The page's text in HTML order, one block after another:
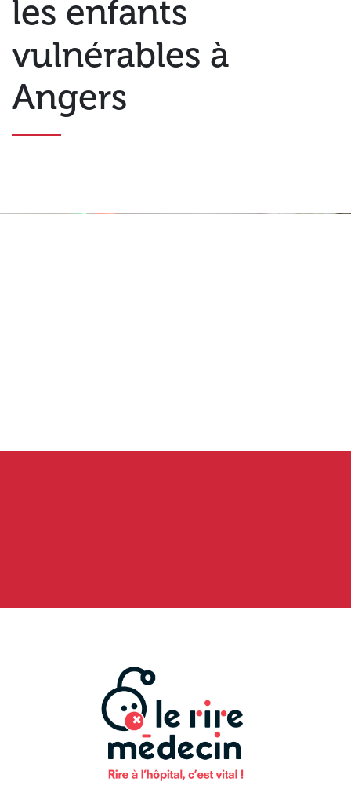
les enfants
vulnérables à
Angers